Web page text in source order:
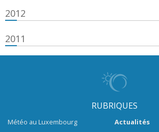
2012
2011
RUBRIQUES
Météo au Luxembourg
Actualités